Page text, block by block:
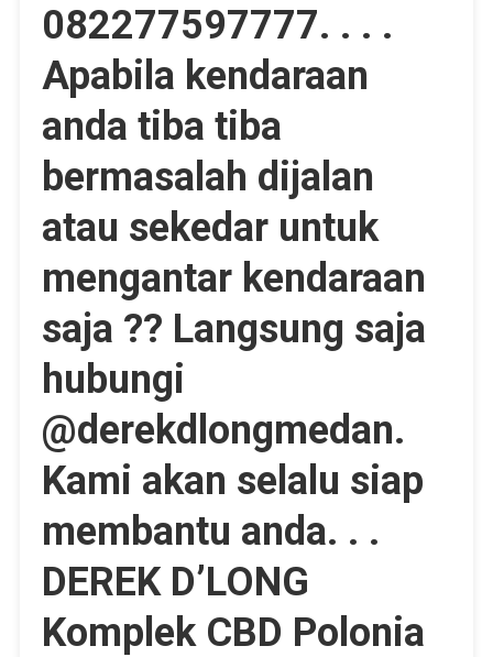
082277597777. . . .
Apabila kendaraan
anda tiba tiba
bermasalah dijalan
atau sekedar untuk
mengantar kendaraan
saja ?? Langsung saja
hubungi
@derekdlongmedan.
Kami akan selalu siap
membantu anda. . .
DEREK D’LONG
Komplek CBD Polonia